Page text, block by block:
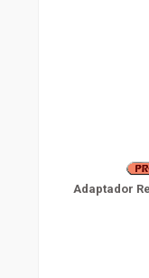
Adaptador